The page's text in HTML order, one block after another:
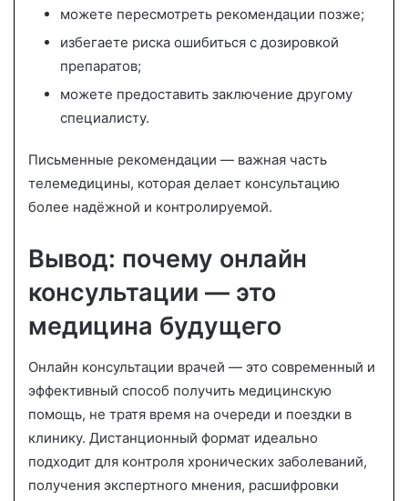
можете пересмотреть рекомендации позже;
избегаете риска ошибиться с дозировкой
препаратов;
можете предоставить заключение другому
специалисту.
Письменные рекомендации — важная часть
телемедицины, которая делает консультацию
более надёжной и контролируемой.
Вывод: почему онлайн
консультации — это
медицина будущего
Онлайн консультации врачей — это современный и
эффективный способ получить медицинскую
помощь, не тратя время на очереди и поездки в
клинику. Дистанционный формат идеально
подходит для контроля хронических заболеваний,
получения экспертного мнения, расшифровки